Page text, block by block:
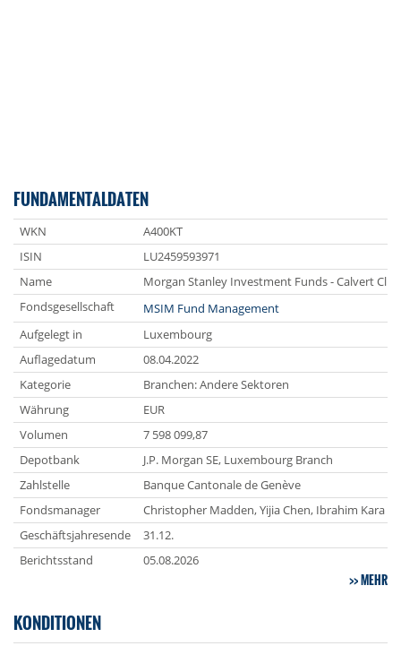
FUNDAMENTALDATEN
WKN
A400KT
ISIN
LU2459593971
Name
Morgan Stanley Investment Funds - Calvert
Fondsgesellschaft
MSIM Fund Management
Aufgelegt in
Luxembourg
Auflagedatum
08.04.2022
Kategorie
Branchen: Andere Sektoren
Währung
EUR
Volumen
7 598 099,87
Depotbank
J.P. Morgan SE, Luxembourg Branch
Zahlstelle
Banque Cantonale de Genève
Fondsmanager
Christopher Madden, Yijia Chen, Ibrahim Kara
Geschäftsjahresende
31.12.
Berichtsstand
05.08.2026
MEHR
KONDITIONEN